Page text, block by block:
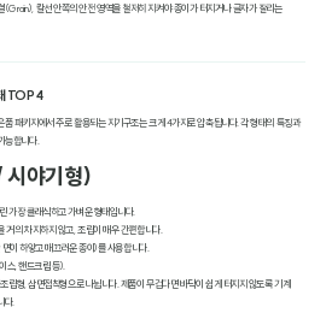
(Grain), 칼선 안쪽의 안전 영역을 철저히 지켜야 종이가 터지거나 글자가 잘리는
TOP 4
패키지에서 주로 활용되는 지기구조는 크게 4가지로 압축됩니다. 각 형태의 특징과
능합니다.
야기형)
가장 클래식하고 가벼운 형태입니다.
거의 차지하지 않고, 조립이 매우 간편합니다.
이 하얗고 매끄러운 종이)를 사용합니다.
스, 핸드크림 등).
립형, 삼면접착형으로 나뉩니다. 제품이 무겁다면 바닥이 쉽게 터지지 않도록 기계
다.